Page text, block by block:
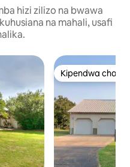
hizi zilizo na bwawa
na mahali, usafi
Kipendwa cha
Kipendwa cha